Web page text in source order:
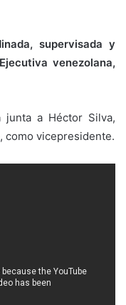
supervisada y
venezolana,
junta a Héctor Silva,
como vicepresidente.